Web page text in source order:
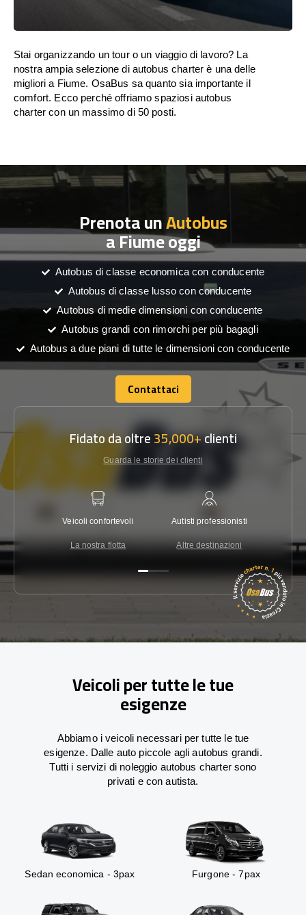
Stai organizzando un tour o un viaggio di lavoro? La
nostra ampia selezione di autobus charter è una delle
migliori a Fiume. OsaBus sa quanto sia importante il
comfort. Ecco perché offriamo spaziosi autobus
charter con un massimo di 50 posti.
Prenota unAutobus
a Fiume oggi
Autobus di classe economica con conducente
Autobus di classe lusso con conducente
Autobus di medie dimensioni con conducente
Autobus grandi con rimorchi per più bagagli
Autobus a due piani di tutte le dimensioni con conducente
Contattaci
Contattaci
Fidato da oltre35,000+clienti
Guarda le storie dei clienti
Veicoli confortevoli
La nostra flotta
Autisti professionisti
Altre destinazioni
Veicoli per tutte le tue
esigenze
Abbiamo i veicoli necessari per tutte le tue
esigenze. Dalle auto piccole agli autobus grandi.
Tutti i servizi di noleggio autobus charter sono
privati e con autista.
Sedan economica - 3pax Furgone - 7pax